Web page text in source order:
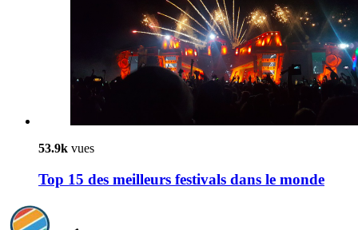
53.9k vues
Top 15 des meilleurs festivals dans le monde